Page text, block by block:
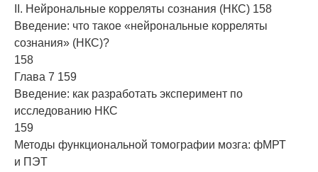
II. Нейрональные корреляты сознания (НКС) 158
Введение: что такое «нейрональные корреляты
сознания» (НКС)?
158
Глава 7 159
Введение: как разработать эксперимент по
исследованию НКС
159
Методы функциональной томографии мозга: фМРТ
и ПЭТ